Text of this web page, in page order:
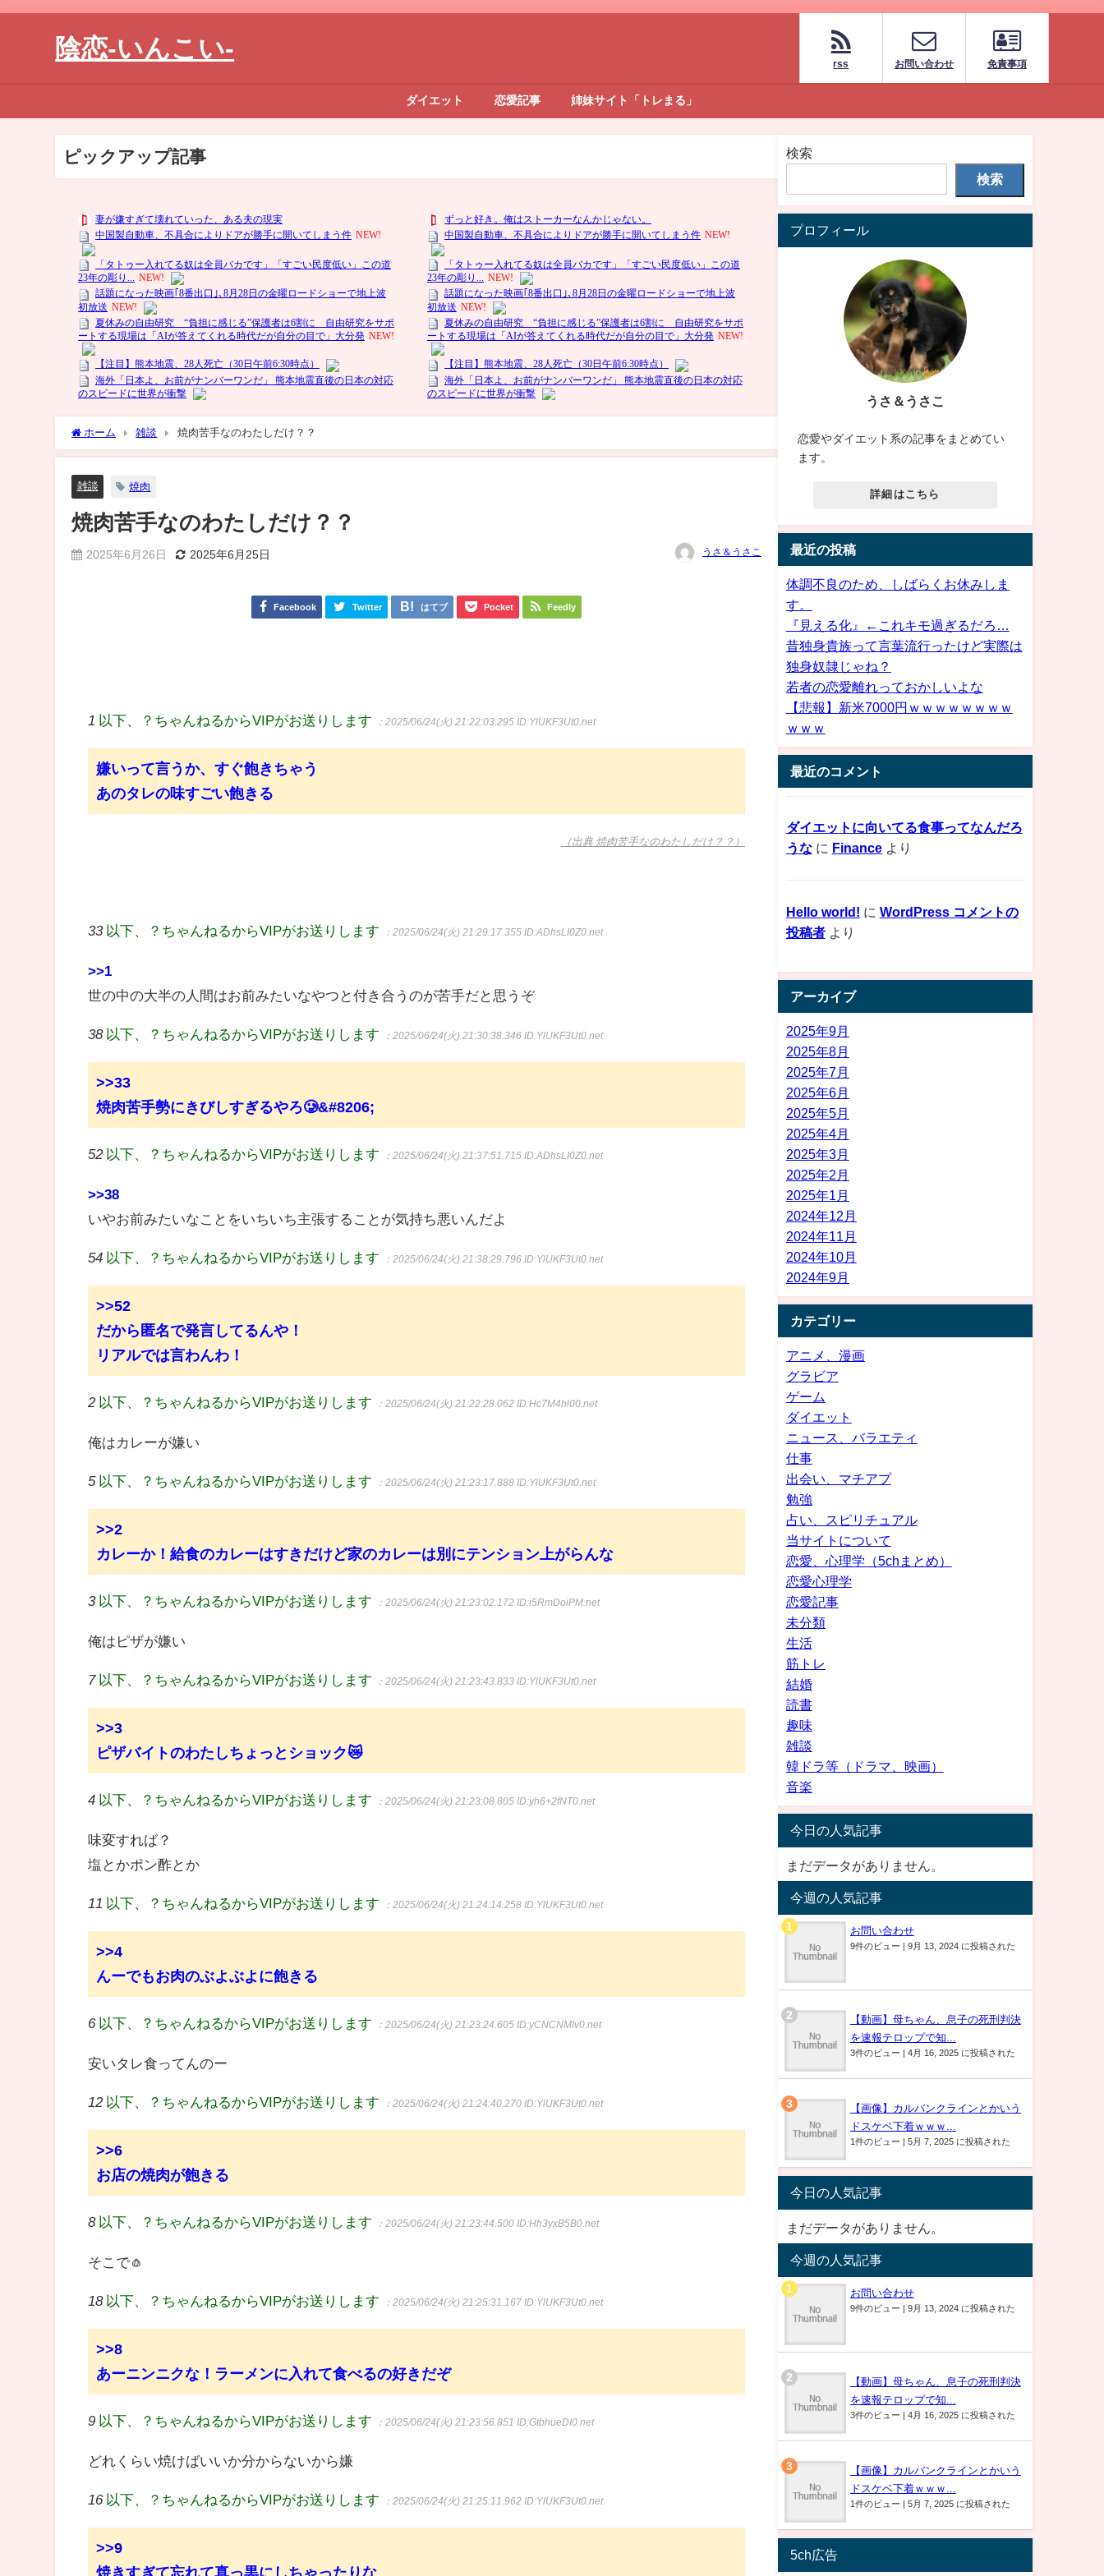
陰恋-いんこい-
rss お問い合わせ 免責事項
ダイエット 恋愛記事 姉妹サイト「トレまる」
ピックアップ記事
ホーム 雑談 焼肉苦手なのわたしだけ？？
雑談 焼肉
焼肉苦手なのわたしだけ？？
2025年6月26日 2025年6月25日 うさ＆うさこ
Facebook Twitter はてブ Pocket Feedly
1 以下、？ちゃんねるからVIPがお送りします ：2025/06/24(火) 21:22:03.295ID:YlUKF3Ut0.net
嫌いって言うか、すぐ飽きちゃう
あのタレの味すごい飽きる
（出典 焼肉苦手なのわたしだけ？？）
33 以下、？ちゃんねるからVIPがお送りします ：2025/06/24(火) 21:29:17.355ID:ADhsLI0Z0.net
>>1
世の中の大半の人間はお前みたいなやつと付き合うのが苦手だと思うぞ
38 以下、？ちゃんねるからVIPがお送りします ：2025/06/24(火) 21:30:38.346ID:YlUKF3Ut0.net
>>33
焼肉苦手勢にきびしすぎるやろ🥲&#8206;
52 以下、？ちゃんねるからVIPがお送りします ：2025/06/24(火) 21:37:51.715ID:ADhsLI0Z0.net
>>38
いやお前みたいなことをいちいち主張することが気持ち悪いんだよ
54 以下、？ちゃんねるからVIPがお送りします ：2025/06/24(火) 21:38:29.796ID:YlUKF3Ut0.net
>>52
だから匿名で発言してるんや！
リアルでは言わんわ！
2 以下、？ちゃんねるからVIPがお送りします ：2025/06/24(火) 21:22:28.062ID:Hc7M4hl00.net
俺はカレーが嫌い
5 以下、？ちゃんねるからVIPがお送りします ：2025/06/24(火) 21:23:17.888ID:YlUKF3Ut0.net
>>2
カレーか！給食のカレーはすきだけど家のカレーは別にテンション上がらんな
3 以下、？ちゃんねるからVIPがお送りします ：2025/06/24(火) 21:23:02.172ID:i5RmDoiPM.net
俺はピザが嫌い
7 以下、？ちゃんねるからVIPがお送りします ：2025/06/24(火) 21:23:43.833ID:YlUKF3Ut0.net
>>3
ピザバイトのわたしちょっとショック😿
4 以下、？ちゃんねるからVIPがお送りします ：2025/06/24(火) 21:23:08.805ID:yh6+2fNT0.net
味変すれば？
塩とかポン酢とか
11 以下、？ちゃんねるからVIPがお送りします ：2025/06/24(火) 21:24:14.258ID:YlUKF3Ut0.net
>>4
んーでもお肉のぶよぶよに飽きる
6 以下、？ちゃんねるからVIPがお送りします ：2025/06/24(火) 21:23:24.605ID:yCNCNMIv0.net
安いタレ食ってんのー
12 以下、？ちゃんねるからVIPがお送りします ：2025/06/24(火) 21:24:40.270ID:YlUKF3Ut0.net
>>6
お店の焼肉が飽きる
8 以下、？ちゃんねるからVIPがお送りします ：2025/06/24(火) 21:23:44.500ID:Hh3yxB5B0.net
そこで🧄
18 以下、？ちゃんねるからVIPがお送りします ：2025/06/24(火) 21:25:31.167ID:YlUKF3Ut0.net
>>8
あーニンニクな！ラーメンに入れて食べるの好きだぞ
9 以下、？ちゃんねるからVIPがお送りします ：2025/06/24(火) 21:23:56.851ID:GtbhueDI0.net
どれくらい焼けばいいか分からないから嫌
16 以下、？ちゃんねるからVIPがお送りします ：2025/06/24(火) 21:25:11.962ID:YlUKF3Ut0.net
>>9
焼きすぎて忘れて真っ黒にしちゃったりな
検索
検索
プロフィール
うさ＆うさこ
恋愛やダイエット系の記事をまとめてい
ます。
詳細はこちら
最近の投稿
体調不良のため、しばらくお休みしま
す。
『見える化』←これキモ過ぎるだろ…
昔独身貴族って言葉流行ったけど実際は
独身奴隷じゃね？
若者の恋愛離れっておかしいよな
【悲報】新米7000円ｗｗｗｗｗｗｗｗ
ｗｗｗ
最近のコメント
ダイエットに向いてる食事ってなんだろ
うなに Financeより
Hello world! に WordPress コメントの
投稿者より
アーカイブ
2025年9月
2025年8月
2025年7月
2025年6月
2025年5月
2025年4月
2025年3月
2025年2月
2025年1月
2024年12月
2024年11月
2024年10月
2024年9月
カテゴリー
アニメ、漫画
グラビア
ゲーム
ダイエット
ニュース、バラエティ
仕事
出会い、マチアプ
勉強
占い、スピリチュアル
当サイトについて
恋愛、心理学（5chまとめ）
恋愛心理学
恋愛記事
未分類
生活
筋トレ
結婚
読書
趣味
雑談
韓ドラ等（ドラマ、映画）
音楽
今日の人気記事
まだデータがありません。
今週の人気記事
お問い合わせ
9件のビュー | 9月 13, 2024 に投稿された
【動画】母ちゃん、息子の死刑判決
を速報テロップで知...
3件のビュー | 4月 16, 2025 に投稿された
【画像】カルバンクラインとかいう
ドスケベ下着ｗｗｗ...
1件のビュー | 5月 7, 2025 に投稿された
今日の人気記事
まだデータがありません。
今週の人気記事
お問い合わせ
9件のビュー | 9月 13, 2024 に投稿された
【動画】母ちゃん、息子の死刑判決
を速報テロップで知...
3件のビュー | 4月 16, 2025 に投稿された
【画像】カルバンクラインとかいう
ドスケベ下着ｗｗｗ...
1件のビュー | 5月 7, 2025 に投稿された
5ch広告